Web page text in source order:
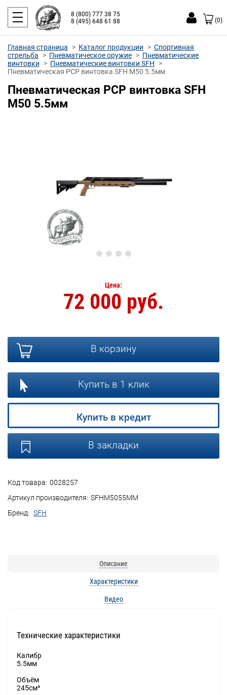
8 (800) 777 38 75
8 (495) 648 61 88
(0)
Главная страница Каталог продукции
Спортивная
стрельба
Пневматическое оружие
Пневматические
винтовки
Пневматические винтовки SFH
Пневматическая PCP винтовка SFH M50 5.5мм
Пневматическая PCP винтовка SFH
M50 5.5мм
Код товара: 0028257
Артикул производителя: SFHM5055MM
Бренд: SFH
Цена:
72 000 руб.
В корзину
Купить в 1 клик
Купить в кредит
В закладки
Описание
Характеристики
Видео
Технические характеристики
Калибр
5.5мм
Объём
245см³